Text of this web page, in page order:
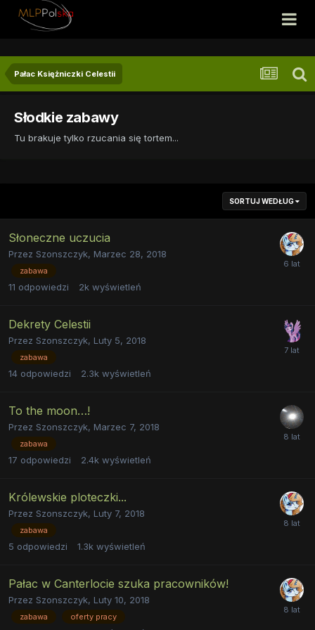
Pałac Księżniczki Celestii
Słodkie zabawy
Tu brakuje tylko rzucania się tortem...
SORTUJ WEDŁUG
Słoneczne uczucia
Przez Szonszczyk, Marzec 28, 2018
zabawa
11 odpowiedzi 2k wyświetleń
Dekrety Celestii
Przez Szonszczyk, Luty 5, 2018
zabawa
14 odpowiedzi 2.3k wyświetleń
To the moon…!
Przez Szonszczyk, Marzec 7, 2018
zabawa
17 odpowiedzi 2.4k wyświetleń
Królewskie ploteczki...
Przez Szonszczyk, Luty 7, 2018
zabawa
5 odpowiedzi 1.3k wyświetleń
Pałac w Canterlocie szuka pracowników!
Przez Szonszczyk, Luty 10, 2018
zabawa oferty pracy